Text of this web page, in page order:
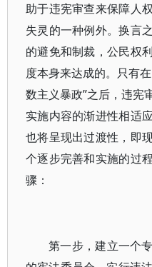
助于违宪审查来保障人
失灵的一种例外。换言
的避免和制裁，公民权
度本身来达成的。只有
数主义暴政”之后，违宪
实施内容的渐进性相适
也将呈现出过渡性，即
个逐步完善和实施的过
骤：
第一步，建立一个